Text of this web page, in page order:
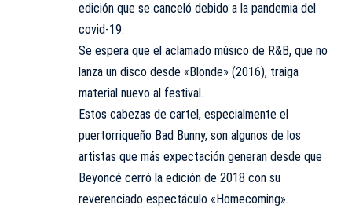
edición que se canceló debido a la pandemia del
covid-19.
Se espera que el aclamado músico de R&B, que no
lanza un disco desde «Blonde» (2016), traiga
material nuevo al festival.
Estos cabezas de cartel, especialmente el
puertorriqueño Bad Bunny, son algunos de los
artistas que más expectación generan desde que
Beyoncé cerró la edición de 2018 con su
reverenciado espectáculo «Homecoming».